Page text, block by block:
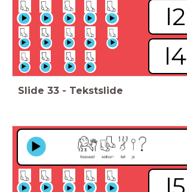
l2
l4
Slide 33 - Tekstslide
l5